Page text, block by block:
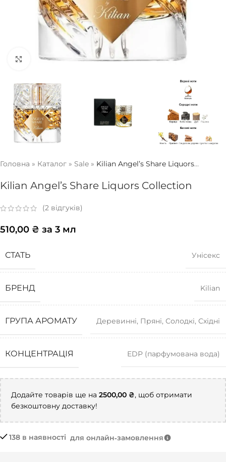
Натисніть, щоб збільшити
Головна » Каталог » Sale » Kilian Angel’s Share Liquors
Kilian Angel’s Share Liquors Collection
(2 відгуків)
510,00 ₴ за 3 мл
СТАТЬ Унісекс
БРЕНД Kilian
ГРУПА АРОМАТУ Деревинні, Пряні, Солодкі, Східні
КОНЦЕНТРАЦІЯ EDP (парфумована вода)
Додайте товарів ще на 2500,00 ₴, щоб отримати
безкоштовну доставку!
138 в наявності для онлайн‑замовлення